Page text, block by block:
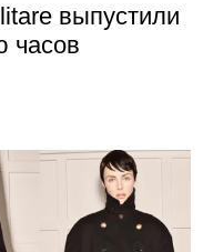
выпустили
часов